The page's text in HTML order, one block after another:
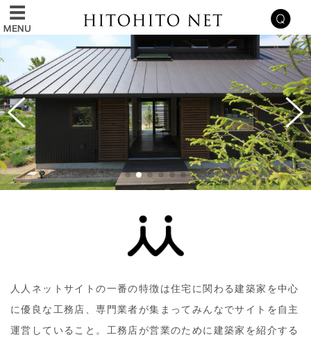
人人ネットサイトの一番の特徴は住宅に関わる建築家を中心
に優良な工務店、専門業者が集まってみんなでサイトを自主
運営していること。工務店が営業のために建築家を紹介する